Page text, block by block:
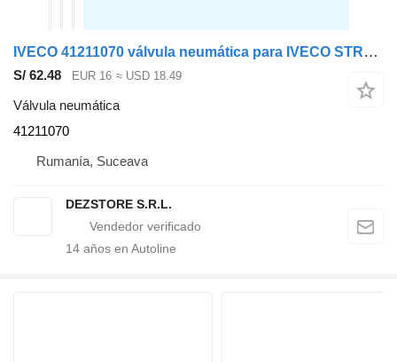
IVECO 41211070 válvula neumática para IVECO STRALIS cabeza tractora
S/ 62.48 EUR 16 ≈ USD 18.49
Válvula neumática
41211070
Rumanía, Suceava
DEZSTORE S.R.L.
14 años en Autoline